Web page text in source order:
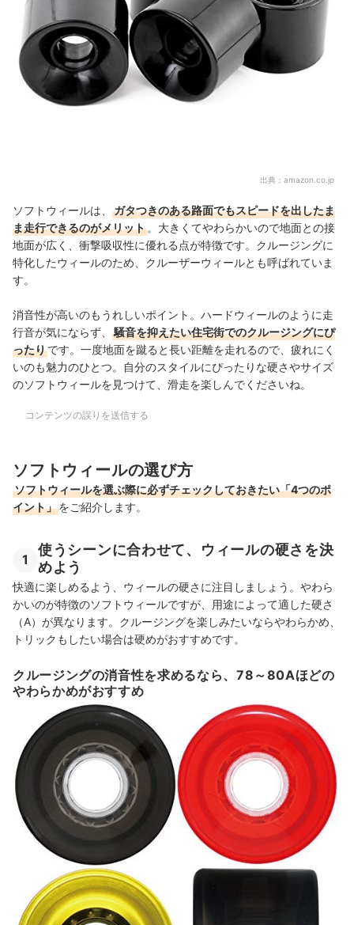
出典： amazon.co.jp
ソフトウィールは、
ガタつきのある路面でもスピードを出したま
ま走行できるのがメリット 。大きくてやわらかいので地面との接
地面が広く、衝撃吸収性に優れる点が特徴です。クルージングに
特化したウィールのため、クルーザーウィールとも呼ばれていま
す。
消音性が高いのもうれしいポイント。ハードウィールのように走
行音が気にならず、
騒音を抑えたい住宅街でのクルージングにぴ
ったりです。一度地面を蹴ると長い距離を走れるので、疲れにく
いのも魅力のひとつ。自分のスタイルにぴったりな硬さやサイズ
のソフトウィールを見つけて、滑走を楽しんでくださいね。
コンテンツの誤りを送信する
ソフトウィールの選び方
ソフトウィールを選ぶ際に必ずチェックしておきたい「4つのポ
イント」をご紹介します。
1
使うシーンに合わせて、ウィールの硬さを決
めよう
快適に楽しめるよう、ウィールの硬さに注目しましょう。やわら
かいのが特徴のソフトウィールですが、用途によって適した硬さ
（A）が異なります。クルージングを楽しみたいならやわらかめ、
トリックもしたい場合は硬めがおすすめです。
クルージングの消音性を求めるなら、78～80Aほどの
やわらかめがおすすめ